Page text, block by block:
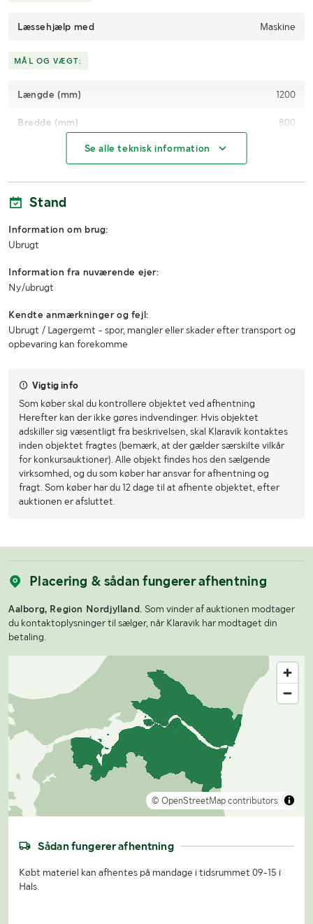
Læssehjælp med Maskine
MÅL OG VÆGT:
Længde (mm) 1200
Bredde (mm) 800
Se alle teknisk information
Stand
Information om brug:
Ubrugt
Information fra nuværende ejer:
Ny/ubrugt
Kendte anmærkninger og fejl:
Ubrugt / Lagergemt - spor, mangler eller skader efter transport og
opbevaring kan forekomme
Vigtig info
Som køber skal du kontrollere objektet ved afhentning
Herefter kan der ikke gøres indvendinger. Hvis objektet
adskiller sig væsentligt fra beskrivelsen, skal Klaravik kontaktes
inden objektet fragtes (bemærk, at der gælder særskilte vilkår
for konkursauktioner). Alle objekt findes hos den sælgende
virksomhed, og du som køber har ansvar for afhentning og
fragt. Som køber har du 12 dage til at afhente objektet, efter
auktionen er afsluttet.
Placering & sådan fungerer afhentning
Aalborg, Region Nordjylland. Som vinder af auktionen modtager
du kontaktoplysninger til sælger, når Klaravik har modtaget din
betaling.
© OpenStreetMap contributors
Sådan fungerer afhentning
Købt materiel kan afhentes på mandage i tidsrummet 09-15 i
Hals.